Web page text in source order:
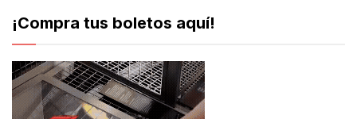
¡Compra tus boletos aquí!